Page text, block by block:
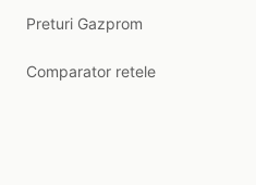
Preturi Gazprom
Comparator retele